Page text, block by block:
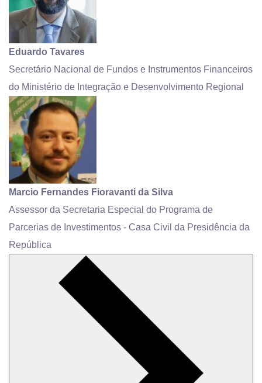
Eduardo Tavares
Secretário Nacional de Fundos e Instrumentos Financeiros
do Ministério de Integração e Desenvolvimento Regional
Marcio Fernandes Fioravanti da Silva
Assessor da Secretaria Especial do Programa de
Parcerias de Investimentos - Casa Civil da Presidência da
República